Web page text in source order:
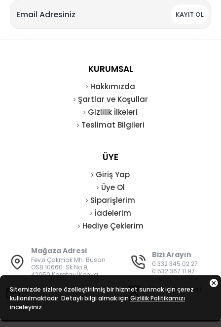
KAYIT OL
KURUMSAL
Hakkımızda
Şartlar ve Koşullar
Gizlilik İlkeleri
Teslimat Bilgileri
ÜYE
Giriş Yap
Üye Ol
Siparişlerim
İadelerim
Hediye Çeklerim
Mağaza Adresi
Fevzi Çakmak Mh. Büsan
OSB 10660. Sk No:9,
42050 Karatay/Konya
Bizi Arayın
0 332 345 02 27
0 532 367 11 97
E-Posta
bilgi@vatanisguvenligi.com
Mesai Saatleri
08:00 - 19:00
Sitemizde sizlere özelleştirilmiş bir hizmet sunmak için çerez
kullanılmaktadır. Detaylı bilgi almak için Gizlilik Politikamızı
inceleyiniz.